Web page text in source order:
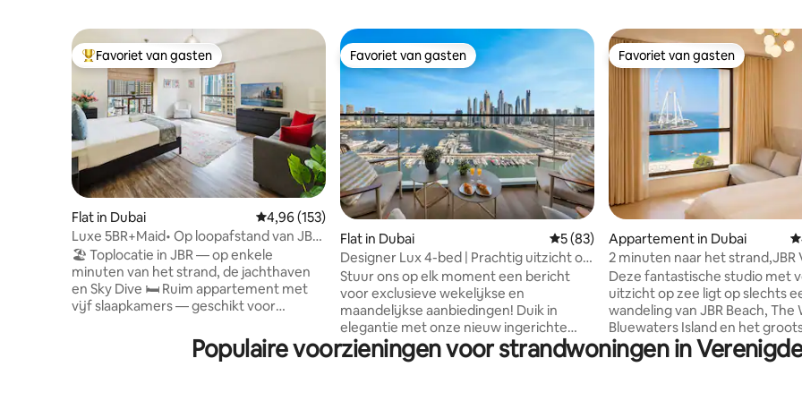
Topfavoriet van gasten
Favoriet van gasten
Flat in Dubai Gemiddelde beoordeling van 4,96 op 5, 153 recensies
4,96 (153)
Luxe 5BR+Maid• Op loopafstand van JBR
Beach, Marina & Tram
🏖️ Toplocatie in JBR — op enkele
minuten van het strand, de jachthaven
en Sky Dive 🛏️ Ruim appartement met
vijf slaapkamers — geschikt voor
gerenoveerd luxe appartement 🍳
Volledig uitgeruste keuken 🌃 Wandel
Favoriet van gasten
Favoriet van gasten
Flat in Dubai Gemiddelde beoordeling van 5 op 5, 83
5 (83)
Designer Lux 4-bed | Prachtig uitzicht op
privéstrand
Stuur ons op elk moment een bericht
voor exclusieve wekelijkse en
maandelijkse aanbiedingen! Duik in
elegantie met onze nieuw ingerichte
haven met vier slaapkamers aan het
strand van Emaar. Geniet van het
Favoriet van gasten
Favoriet van gasten
Appartement in Dubai
2 minuten naar het strand,JBR
uitzicht op zee Studio Apart
Deze fantastische studio met
uitzicht op zee ligt op slechts
wandeling van JBR Beach, The
Bluewaters Island en het
reuzenrad ter wereld. Vanuit
van het appartement kun je
Populaire voorzieningen voor strandwoningen in